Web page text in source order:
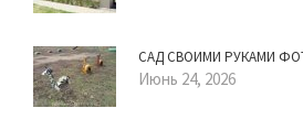
САД СВОИМИ РУКАМИ
Июнь 24, 2026